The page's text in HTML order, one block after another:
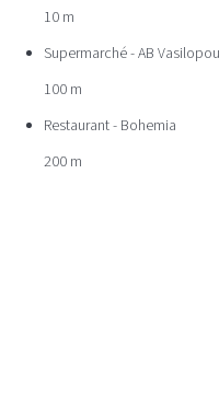
10 m
Supermarché - AB
100 m
Restaurant - Bohemia
200 m